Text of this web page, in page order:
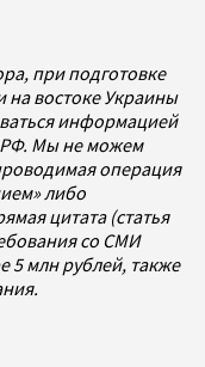
при подготовке
на востоке Украины
информацией
РФ. Мы не можем
операция
либо
цитата (статья
со СМИ
5 млн рублей, также